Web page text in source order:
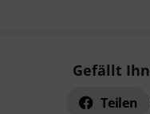
Gefällt
Teilen